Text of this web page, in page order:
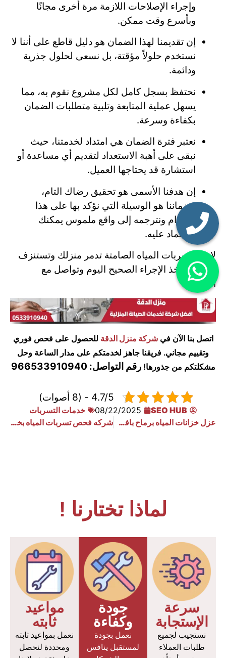
وإجراء الإصلاحات اللازمة مرة أخرى مجانًا
وبأسرع وقت ممكن.
إن تقديمنا لهذا الضمان هو دليل قاطع على أننا لا
نستخدم حلولاً مؤقتة، بل نسعى لحلول جذرية
ودائمة.
نحتفظ بسجل كامل لكل مشروع نقوم به، مما
يسهل عملية المتابعة وتلبية متطلبات الضمان
بكفاءة وسرعة.
نعتبر فترة الضمان هي امتداد لخدمتنا، حيث
نبقى على أهبة الاستعداد لتقديم أي مساعدة أو
استشارة قد يحتاجها العميل.
إن هدفنا الأسمى هو تحقيق رضاك التام،
وضماننا هو الوسيلة التي نؤكد بها على هذا
الالتزام ونترجمه إلى واقع ملموس يمكنك
الاعتماد عليه.
لا تدع تسربات المياه الصامتة تدمر منزلك وتستنزف
أموالك. اتخذ الإجراء الصحيح اليوم وتواصل مع
الخبراء.
اتصل بنا الآن فيشركة منزل الدقة للحصول على فحص فوري
وتقييم مجاني. فريقنا جاهز لخدمتكم على مدار الساعة وحل
مشكلتكم من جذورها!رقم التواصل: 966533910940
4.7/5 - (8 أصوات)
SEO HUB
08/22/2025
خدمات التسربات
عزل خزانات المياه برماح بافضل الاسعار 0533910940
شركه فحص تسربات المياه بخميس ميشط 0533910940
لماذا تختارنا !
سرعة
الإستجابة
نستجيب لجميع
طلبات العملاء
جودة
وكفاءة
نعمل بجودة
لمستقبل ينافس
مواعيد
ثابته
نعمل بمواعيد ثابته
ومحددة لنحصل